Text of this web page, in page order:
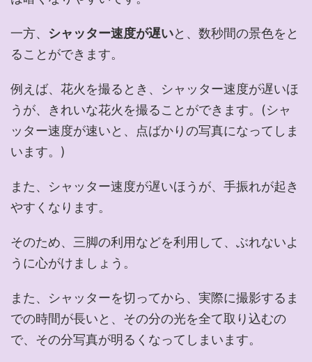
一方、 シャッター速度が遅いと、数秒間の景色をと
ることができます。
例えば、花火を撮るとき、シャッター速度が遅いほ
うが、きれいな花火を撮ることができます。(シャ
ッター速度が速いと、点ばかりの写真になってしま
います。)
また、シャッター速度が遅いほうが、手振れが起き
やすくなります。
そのため、三脚の利用などを利用して、ぶれないよ
うに心がけましょう。
また、シャッターを切ってから、実際に撮影するま
での時間が長いと、その分の光を全て取り込むの
で、その分写真が明るくなってしまいます。